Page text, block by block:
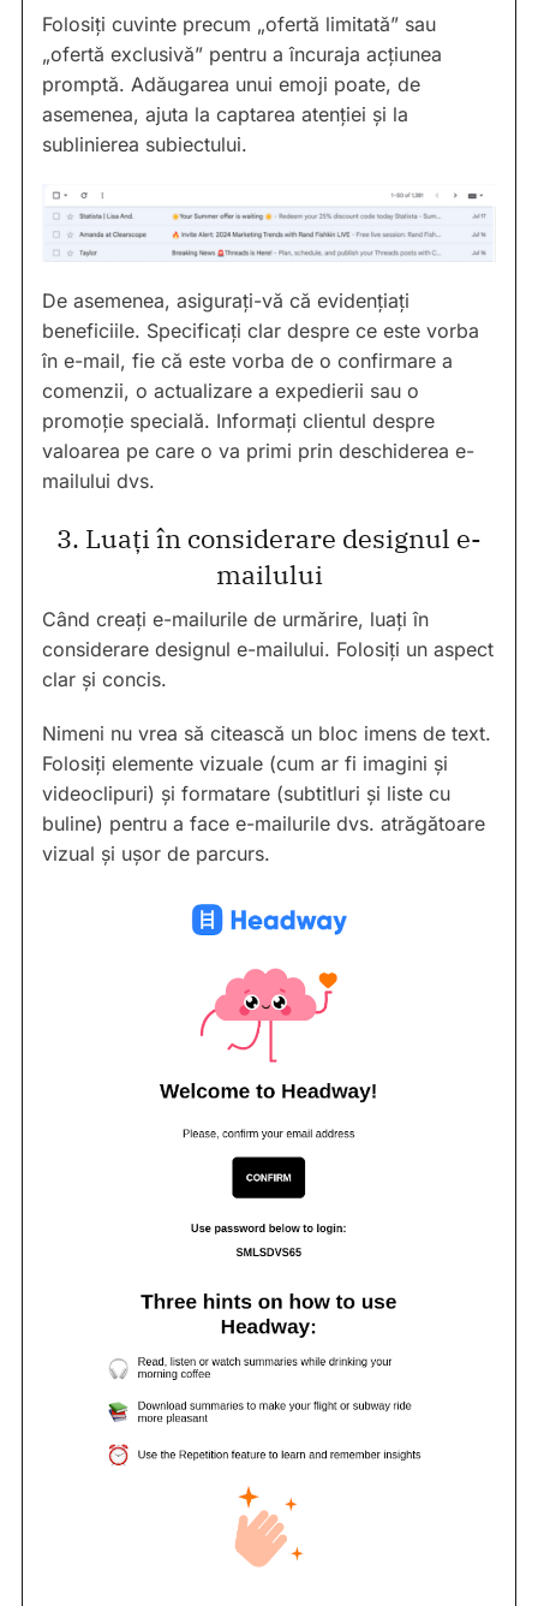
Folosiți cuvinte precum „ofertă limitată” sau
„ofertă exclusivă” pentru a încuraja acțiunea
promptă. Adăugarea unui emoji poate, de
asemenea, ajuta la captarea atenției și la
sublinierea subiectului.
De asemenea, asigurați-vă că evidențiați
beneficiile. Specificați clar despre ce este vorba
în e-mail, fie că este vorba de o confirmare a
comenzii, o actualizare a expedierii sau o
promoție specială. Informați clientul despre
valoarea pe care o va primi prin deschiderea e-
mailului dvs.
3. Luați în considerare designul e-
mailului
Când creați e-mailurile de urmărire, luați în
considerare designul e-mailului. Folosiți un aspect
clar și concis.
Nimeni nu vrea să citească un bloc imens de text.
Folosiți elemente vizuale (cum ar fi imagini și
videoclipuri) și formatare (subtitluri și liste cu
buline) pentru a face e-mailurile dvs. atrăgătoare
vizual și ușor de parcurs.